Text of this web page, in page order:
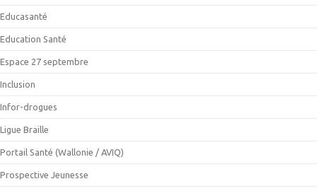
Educasanté
Education Santé
Espace 27 septembre
Inclusion
Infor-drogues
Ligue Braille
Portail Santé (Wallonie / AVIQ)
Prospective Jeunesse